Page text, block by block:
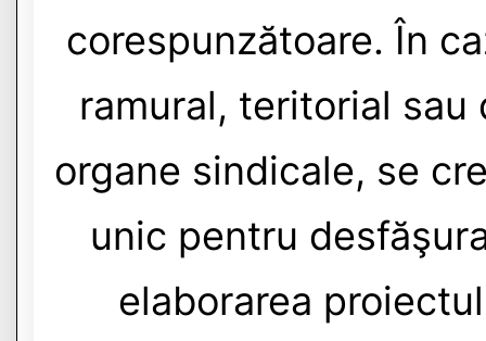
corespunzătoare. În
ramural, teritorial
organe sindicale, se
unic pentru
elaborarea